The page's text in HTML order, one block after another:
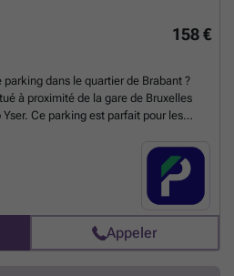
158 €
dans le quartier de Brabant ?
à proximité de la gare de Bruxelles
Ce parking est parfait pour les
pour un prix mensuel avantageux
votre parking sur le lien suivant :
de-l-heliport-46-bruxelles-2705?
plus ?
Appeler